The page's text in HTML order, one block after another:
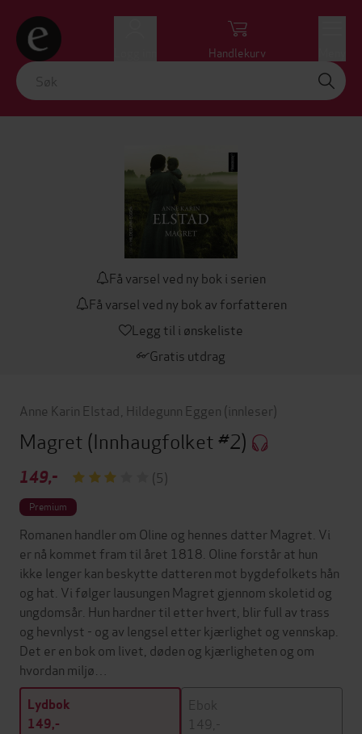
Handlekurv
Få varsel ved ny bok i serien
Få varsel ved ny bok av forfatteren
Legg til i ønskeliste
Gratis utdrag
Anne Karin Elstad Hildegunn Eggen (innleser)
Magret (Innhaugfolket #2)
149,- (5)
Premium
Romanen handler om Oline og hennes datter Magret. Vi
er nå kommet fram til året 1818. Oline forstår at hun
ikke lenger kan beskytte datteren mot bygdefolkets hån
og hat. Vi følger lausungen Magret gjennom skoletid og
ungdomsår. Hun hardner til etter hvert, blir full av trass
og hevnlyst - og av lengsel etter kjærlighet og vennskap.
Det er en bok om livet, døden og kjærligheten og om
hvordan miljø…
Lydbok
149,-
Ebok
149,-